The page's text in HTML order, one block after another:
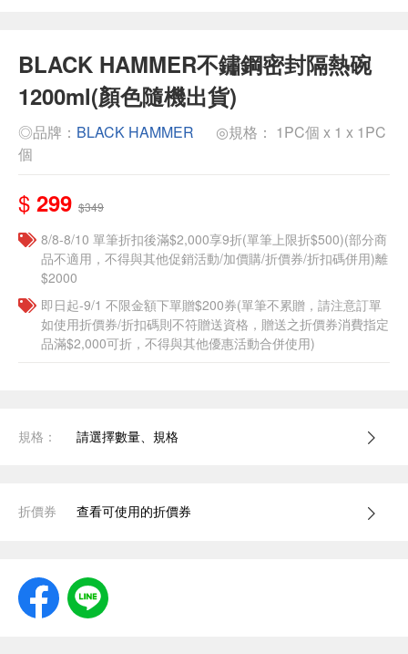
BLACK HAMMER不鏽鋼密封隔熱碗
1200ml(顏色隨機出貨)
◎品牌： BLACK HAMMER
◎規格： 1PC個 x 1 x 1PC
個
$ 299 $349
8/8-8/10 單筆折扣後滿$2,000享9折(單筆上限折$500)(部分商
品不適用，不得與其他促銷活動/加價購/折價券/折扣碼併用)離
$2000
即日起-9/1 不限金額下單贈$200券(單筆不累贈，請注意訂單
如使用折價券/折扣碼則不符贈送資格，贈送之折價券消費指定
品滿$2,000可折，不得與其他優惠活動合併使用)
規格： 請選擇數量、規格
折價券 查看可使用的折價券